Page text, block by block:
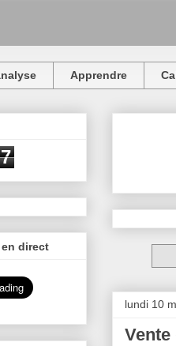
Apprendre
lundi 10
Vente
7
en direct